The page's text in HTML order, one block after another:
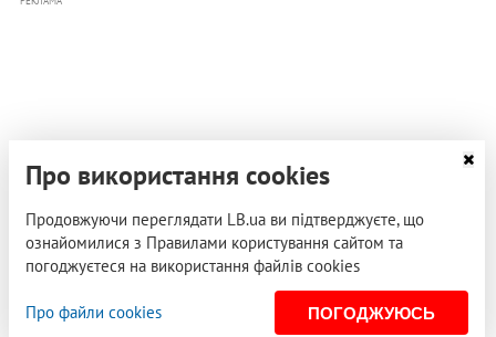
Про використання cookies
Продовжуючи переглядати LB.ua ви підтверджуєте, що
ознайомилися з Правилами користування сайтом та
погоджуєтеся на використання файлів cookies
Про файли cookies ПОГОДЖУЮСЬ